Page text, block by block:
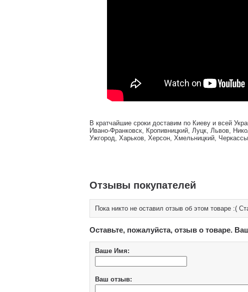
В кратчайшие сроки доставим по Киеву и всей
Ивано-Франковск, Кропивницкий, Луцк, Львов,
Ужгород, Харьков, Херсон, Хмельницкий,
Отзывы покупателей
Пока никто не оставил отзыв об этом товаре :(
Оставьте, пожалуйста, отзыв о товаре.
Ваше Имя:
Ваш отзыв: